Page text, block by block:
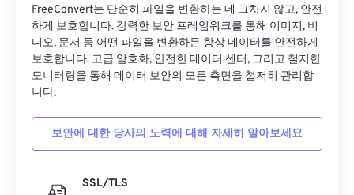
FreeConvert는 단순히 파일을 변환하는 데 그치지 않고, 안전
하게 보호합니다. 강력한 보안 프레임워크를 통해 이미지, 비
디오, 문서 등 어떤 파일을 변환하든 항상 데이터를 안전하게
보호합니다. 고급 암호화, 안전한 데이터 센터, 그리고 철저한
모니터링을 통해 데이터 보안의 모든 측면을 철저히 관리합
니다.
보안에 대한 당사의 노력에 대해 자세히 알아보세요
SSL/TLS